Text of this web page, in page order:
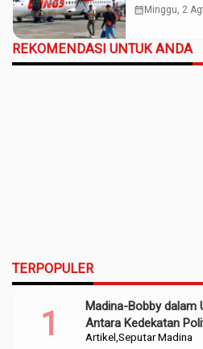
Maju
calendar_month Minggu, 2
REKOMENDASI UNTUK ANDA
TERPOPULER
Artikel Seputar Madina
Madina-Bobby dalam
Antara Kedekatan
Perencanaan